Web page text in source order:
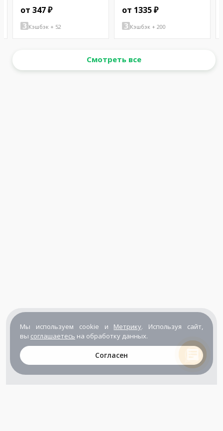
от 347 ₽
Кэшбэк + 52
от 1335 ₽
Кэшбэк + 200
Смотреть все
Мы используем cookie и Метрику. Используя сайт,
вы соглашаетесь на обработку данных.
Согласен